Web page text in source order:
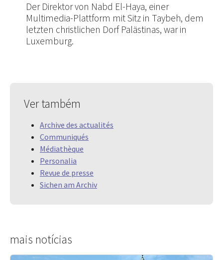
Der Direktor von Nabd El-Haya, einer
Multimedia-Plattform mit Sitz in Taybeh, dem
letzten christlichen Dorf Palästinas, war in
Luxemburg.
Ver também
Archive des actualités
Communiqués
Médiathèque
Personalia
Revue de presse
Sichen am Archiv
mais notícias